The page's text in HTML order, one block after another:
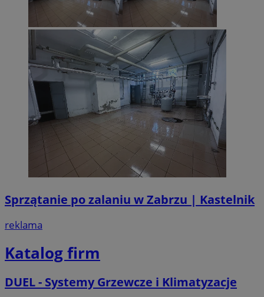
Sprzątanie po zalaniu w Zabrzu | Kastelnik
reklama
Katalog firm
DUEL - Systemy Grzewcze i Klimatyzacje